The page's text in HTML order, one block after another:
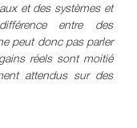
et des systèmes et
entre des
peut donc pas parler
réels sont moitié
attendus sur des